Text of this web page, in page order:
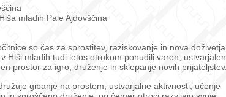
Hiša mladih Pale Ajdovščina
so čas za sprostitev, raziskovanje in nova doživetja,
Hiši mladih tudi letos otrokom ponudili varen, ustvarjalen
prostor za igro, druženje in sklepanje novih prijateljstev.
gibanje na prostem, ustvarjalne aktivnosti, učenje